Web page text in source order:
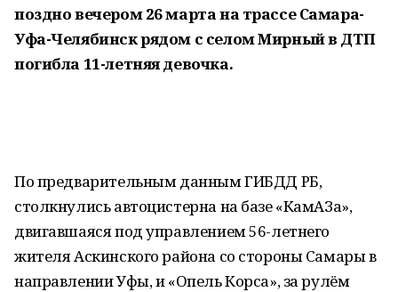
поздно вечером 26 марта на трассе Самара-
Уфа-Челябинск рядом с селом Мирный в ДТП
погибла 11-летняя девочка.
По предварительным данным ГИБДД РБ,
столкнулись автоцистерна на базе «КамАЗа»,
двигавшаяся под управлением 56-летнего
жителя Аскинского района со стороны Самары в
направлении Уфы, и «Опель Корса», за рулём